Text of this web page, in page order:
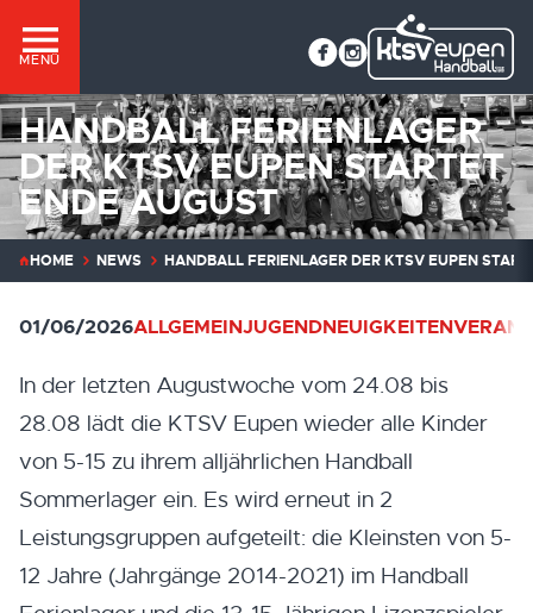
MENÜ
HANDBALL FERIENLAGER
DER KTSV EUPEN STARTET
ENDE AUGUST
HOME NEWS HANDBALL FERIENLAGER DER KTSV EUPEN
01/06/2026ALLGEMEINJUGENDNEUIGKEITEN
In der letzten Augustwoche vom 24.08 bis
28.08 lädt die KTSV Eupen wieder alle Kinder
von 5-15 zu ihrem alljährlichen Handball
Sommerlager ein. Es wird erneut in 2
Leistungsgruppen aufgeteilt: die Kleinsten von 5-
12 Jahre (Jahrgänge 2014-2021) im Handball